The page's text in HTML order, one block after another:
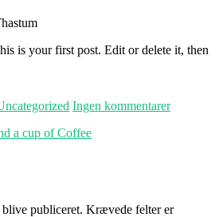
is your first post. Edit or delete it, then
Ingen kommentarer
a cup of Coffee
publiceret. Krævede felter er